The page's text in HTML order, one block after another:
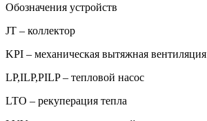
Обозначения устройств
JT – коллектор
KPI – механическая вытяжная вентиляция
LP,ILP,PILP – тепловой насос
LTO – рекуперация тепла